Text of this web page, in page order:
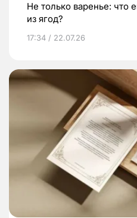
Не только варенье: что
из ягод?
17:34 / 22.07.26